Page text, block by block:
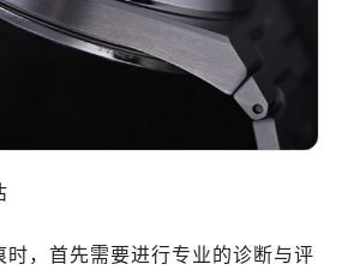
时，首先需要进行专业的诊断与评